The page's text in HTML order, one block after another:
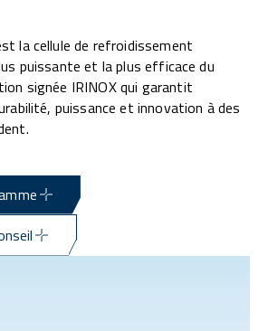
la cellule de refroidissement
puissante et la plus efficace du
signée IRINOX qui garantit
puissance et innovation à des